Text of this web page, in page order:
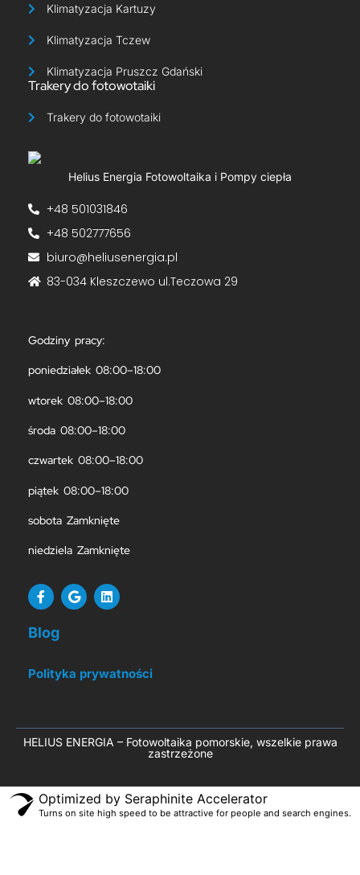
Klimatyzacja Kartuzy
Klimatyzacja Tczew
Klimatyzacja Pruszcz Gdański
Trakery do fotowotaiki
Trakery do fotowotaiki​
Helius Energia Fotowoltaika i Pompy ciepła
+48 501031846
+48 502777656
biuro@heliusenergia.pl
83-034 Kleszczewo ul.Teczowa 29
Godziny pracy:
poniedziałek 08:00–18:00
wtorek 08:00–18:00
środa 08:00–18:00
czwartek 08:00–18:00
piątek 08:00–18:00
sobota Zamknięte
niedziela Zamknięte
Blog
Polityka prywatności
HELIUS ENERGIA – Fotowoltaika pomorskie, wszelkie prawa
zastrzeżone
Optimized by Seraphinite Accelerator
Turns on site high speed to be attractive for people and search engines.